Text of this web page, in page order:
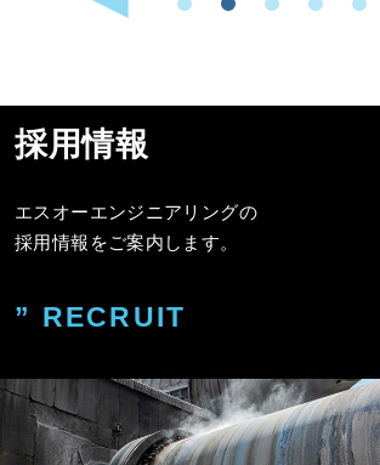
採用情報
エスオーエンジニアリングの
採用情報をご案内します。
” RECRUIT